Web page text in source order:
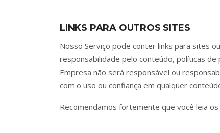
LINKS PARA OUTROS SITES
Nosso Serviço pode conter links para sites
responsabilidade pelo conteúdo, políticas
Empresa não será responsável ou
com o uso ou confiança em qualquer
Recomendamos fortemente que você leia